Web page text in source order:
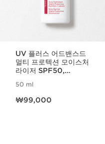
UV 플러스 어드밴스드
멀티 프로텍션 모이스처
라이저 SPF50,
렌스루센트
50 ml
₩99,000